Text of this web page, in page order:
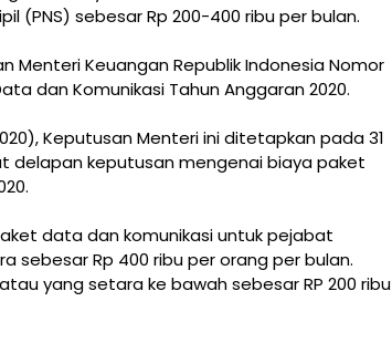
(PNS) sebesar Rp 200-400 ribu per bulan.
Keuangan Republik Indonesia Nomor
dan Komunikasi Tahun Anggaran 2020.
Keputusan Menteri ini ditetapkan pada 31
delapan keputusan mengenai biaya paket
data dan komunikasi untuk pejabat
sebesar Rp 400 ribu per orang per bulan.
yang setara ke bawah sebesar RP 200 ribu